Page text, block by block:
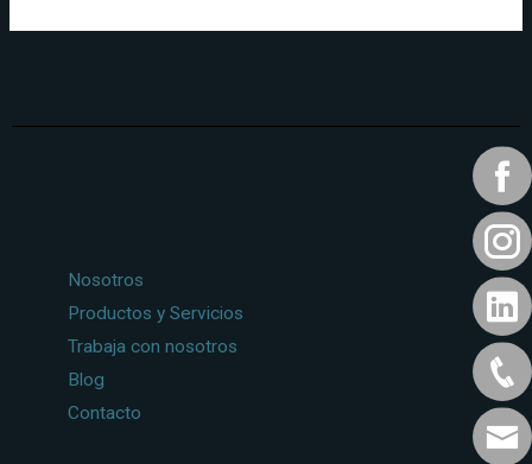
Nosotros
Productos y Servicios
Trabaja con nosotros
Blog
Contacto